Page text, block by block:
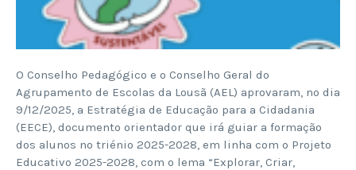
O Conselho Pedagógico e o Conselho Geral do
Agrupamento de Escolas da Lousã (AEL) aprovaram, no dia
9/12/2025, a Estratégia de Educação para a Cidadania
(EECE), documento orientador que irá guiar a formação
dos alunos no triénio 2025-2028, em linha com o Projeto
Educativo 2025-2028, com o lema “Explorar, Criar,